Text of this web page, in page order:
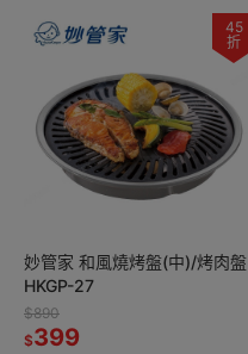
45
折
妙管家 和風燒烤盤(中)/烤肉盤
HKGP-27
$890
$399